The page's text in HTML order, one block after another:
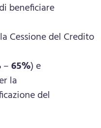
beneficiare
Cessione del Credito
–65%) e
la
del